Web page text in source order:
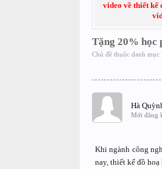
video về thiết kế
Tặng 20% học
Chủ đề thuộc danh mục
Hà
Mới đăng
Khi ngành công
nay, thiết kế đồ